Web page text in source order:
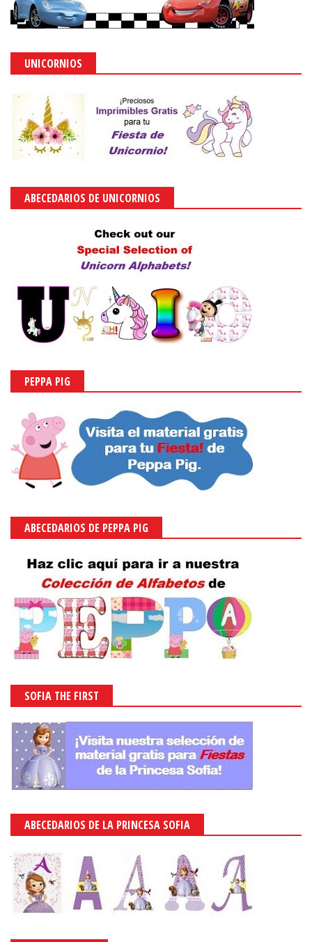
UNICORNIOS
ABECEDARIOS DE UNICORNIOS
PEPPA PIG
ABECEDARIOS DE PEPPA PIG
SOFIA THE FIRST
ABECEDARIOS DE LA PRINCESA SOFIA